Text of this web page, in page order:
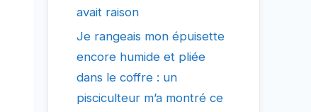
avait raison
Je rangeais mon épuisette
encore humide et pliée
dans le coffre : un
pisciculteur m’a montré ce